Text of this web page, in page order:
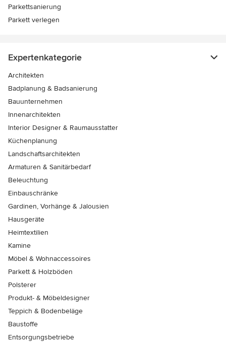
Parkettsanierung
Parkett verlegen
Expertenkategorie
Architekten
Badplanung & Badsanierung
Bauunternehmen
Innenarchitekten
Interior Designer & Raumausstatter
Küchenplanung
Landschaftsarchitekten
Armaturen & Sanitärbedarf
Beleuchtung
Einbauschränke
Gardinen, Vorhänge & Jalousien
Hausgeräte
Heimtextilien
Kamine
Möbel & Wohnaccessoires
Parkett & Holzböden
Polsterer
Produkt- & Möbeldesigner
Teppich & Bodenbeläge
Baustoffe
Entsorgungsbetriebe